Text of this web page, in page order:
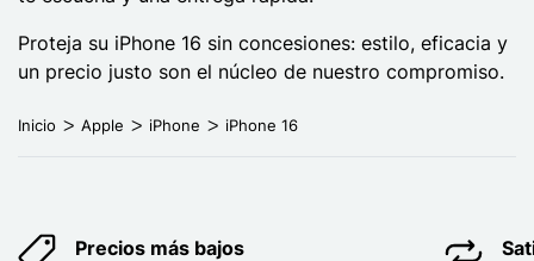
Proteja su iPhone 16 sin concesiones: estilo, eficacia y
un precio justo son el núcleo de nuestro compromiso.
Inicio Apple iPhone iPhone 16
Precios más bajos